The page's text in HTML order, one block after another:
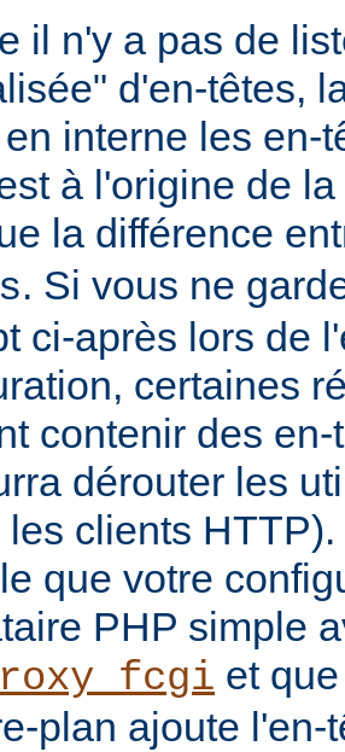
il n'y a pas de
d'en-têtes,
interne les en-
à l'origine de
la différence
. Si vous ne
ci-après lors de
certaines
contenir des
dérouter les
les clients
que votre
PHP simple
et
plan ajoute